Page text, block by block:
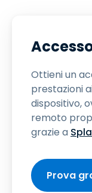
Ottieni un
prestazioni
dispositivo,
remoto
grazie a
Prova